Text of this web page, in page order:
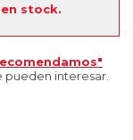
stock.
pueden interesar.